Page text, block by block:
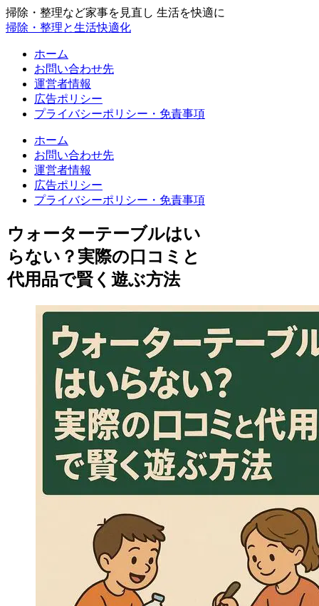
掃除・整理など家事を見直し 生活を快適に
掃除・整理と生活快適化
ホーム
お問い合わせ先
運営者情報
広告ポリシー
プライバシーポリシー・免責事項
ホーム
お問い合わせ先
運営者情報
広告ポリシー
プライバシーポリシー・免責事項
ウォーターテーブルはい
らない？実際の口コミと
代用品で賢く遊ぶ方法